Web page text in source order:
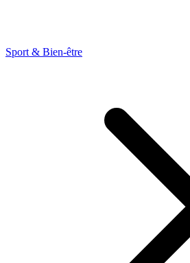
Sport & Bien-être